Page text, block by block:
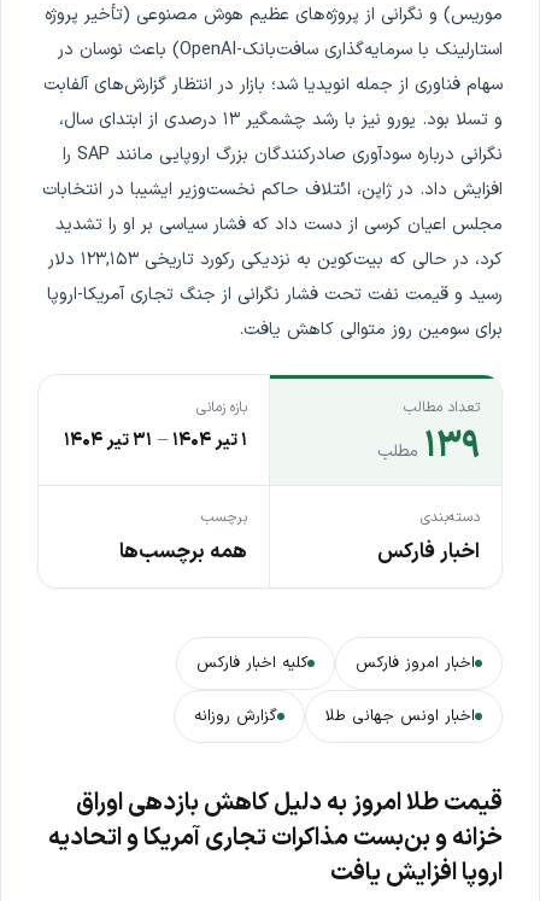
موریس) و نگرانی از پروژه‌های عظیم هوش مصنوعی (تأخیر پروژه
استارلینک با سرمایه‌گذاری سافت‌بانک-OpenAI) باعث نوسان در
سهام فناوری از جمله انویدیا شد؛ بازار در انتظار گزارش‌های آلفابت
و تسلا بود. یورو نیز با رشد چشمگیر ۱۳ درصدی از ابتدای سال،
نگرانی درباره سودآوری صادرکنندگان بزرگ اروپایی مانند SAP را
افزایش داد. در ژاپن، ائتلاف حاکم نخست‌وزیر ایشیبا در انتخابات
مجلس اعیان کرسی از دست داد که فشار سیاسی بر او را تشدید
کرد، در حالی که بیت‌کوین به نزدیکی رکورد تاریخی ۱۲۳,۱۵۳ دلار
رسید و قیمت نفت تحت فشار نگرانی از جنگ تجاری آمریکا-اروپا
برای سومین روز متوالی کاهش یافت.
تعداد مطالب
۱۳۹ مطلب
بازه زمانی
۱ تیر ۱۴۰۴ – ۳۱ تیر ۱۴۰۴
دسته‌بندی
اخبار فارکس
برچسب
همه برچسب‌ها
اخبار امروز فارکس کلیه اخبار فارکس
اخبار اونس جهانی طلا گزارش روزانه
قیمت طلا امروز به دلیل کاهش بازدهی اوراق
خزانه و بن‌بست مذاکرات تجاری آمریکا و اتحادیه
اروپا افزایش یافت